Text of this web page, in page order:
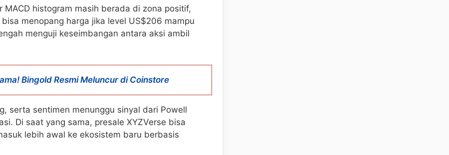
histogram masih berada di zona positif,
menopang harga jika level US$206 mampu
menguji keseimbangan antara aksi ambil
Bingold Resmi Meluncur di Coinstore
serta sentimen menunggu sinyal dari Powell
Di saat yang sama, presale XYZVerse bisa
lebih awal ke ekosistem baru berbasis